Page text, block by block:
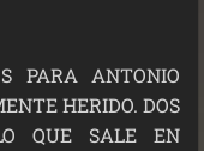
PARA ANTONIO
HERIDO. DOS
QUE SALE EN